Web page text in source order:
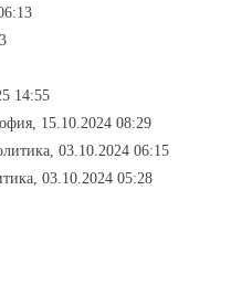
14:55
15.10.2024 08:29
03.10.2024 06:15
03.10.2024 05:28